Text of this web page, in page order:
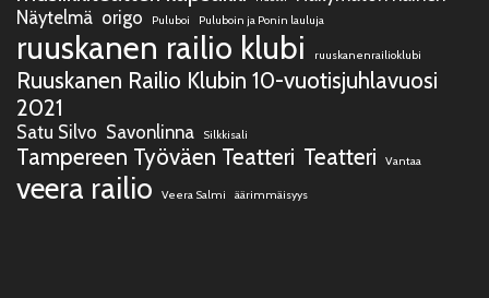
Näytelmä origo Puluboi Puluboin ja Ponin lauluja
ruuskanen railio klubi ruuskanenrailioklubi
Ruuskanen Railio Klubin 10-vuotisjuhlavuosi
2021
Satu Silvo Savonlinna Silkkisali
Tampereen Työväen Teatteri Teatteri Vantaa
veera railio Veera Salmi äärimmäisyys